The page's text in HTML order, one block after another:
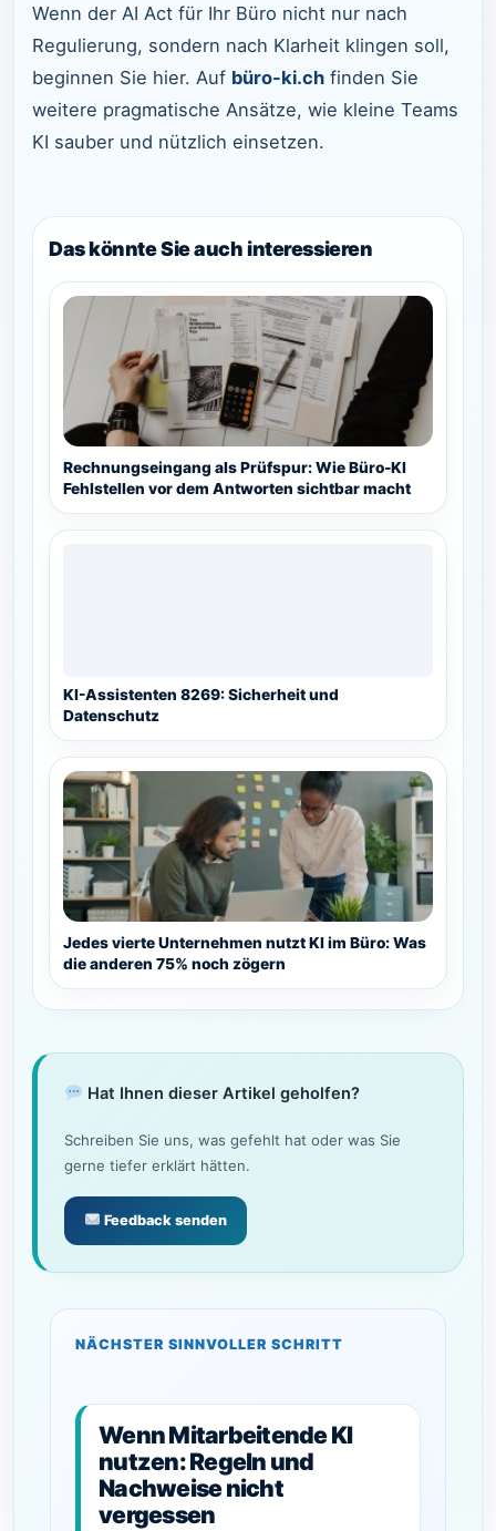
Wenn der AI Act für Ihr Büro nicht nur nach
Regulierung, sondern nach Klarheit klingen soll,
beginnen Sie hier. Auf büro-ki.ch finden Sie
weitere pragmatische Ansätze, wie kleine Teams
KI sauber und nützlich einsetzen.
Das könnte Sie auch interessieren
Rechnungseingang als Prüfspur: Wie Büro-KI
Fehlstellen vor dem Antworten sichtbar macht
KI-Assistenten 8269: Sicherheit und
Datenschutz
Jedes vierte Unternehmen nutzt KI im Büro: Was
die anderen 75% noch zögern
Hat Ihnen dieser Artikel geholfen?
Schreiben Sie uns, was gefehlt hat oder was Sie
gerne tiefer erklärt hätten.
Feedback senden
NÄCHSTER SINNVOLLER SCHRITT
Wenn Mitarbeitende KI
nutzen: Regeln und
Nachweise nicht
vergessen